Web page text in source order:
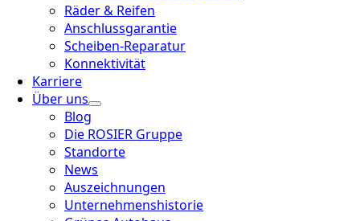
Räder & Reifen
Anschlussgarantie
Scheiben-Reparatur
Konnektivität
Karriere
Über uns
Blog
Die ROSIER Gruppe
Standorte
News
Auszeichnungen
Unternehmenshistorie